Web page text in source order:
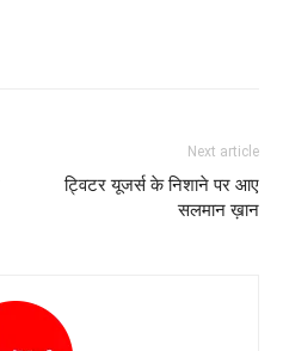
Next article
ट्विटर यूजर्स के निशाने पर आए
सलमान ख़ान